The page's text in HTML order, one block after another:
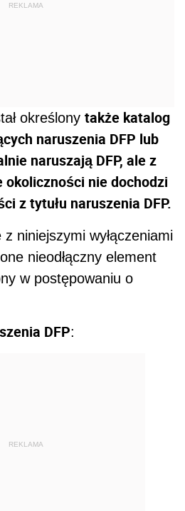
REKLAMA
określony także katalog
naruszenia DFP lub
naruszają DFP, ale z
okoliczności nie dochodzi
z tytułu naruszenia DFP.
niniejszymi wyłączeniami
nieodłączny element
w postępowaniu o
DFP:
REKLAMA